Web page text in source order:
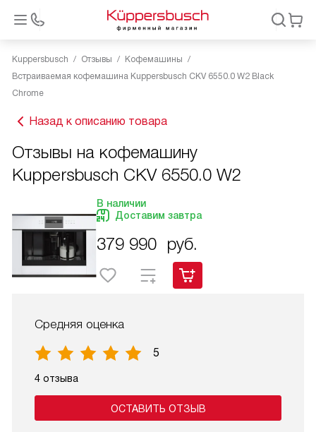
Kuppersbusch Отзывы
Кофемашины
Встраиваемая кофемашина Kuppersbusch CKV 6550.0 W2 Black
Chrome
Назад к описанию товара
Отзывы на кофемашину
Kuppersbusch CKV 6550.0 W2
В наличии
Доставим завтра
379 990 руб.
Средняя оценка
5
4 отзыва
ОСТАВИТЬ ОТЗЫВ